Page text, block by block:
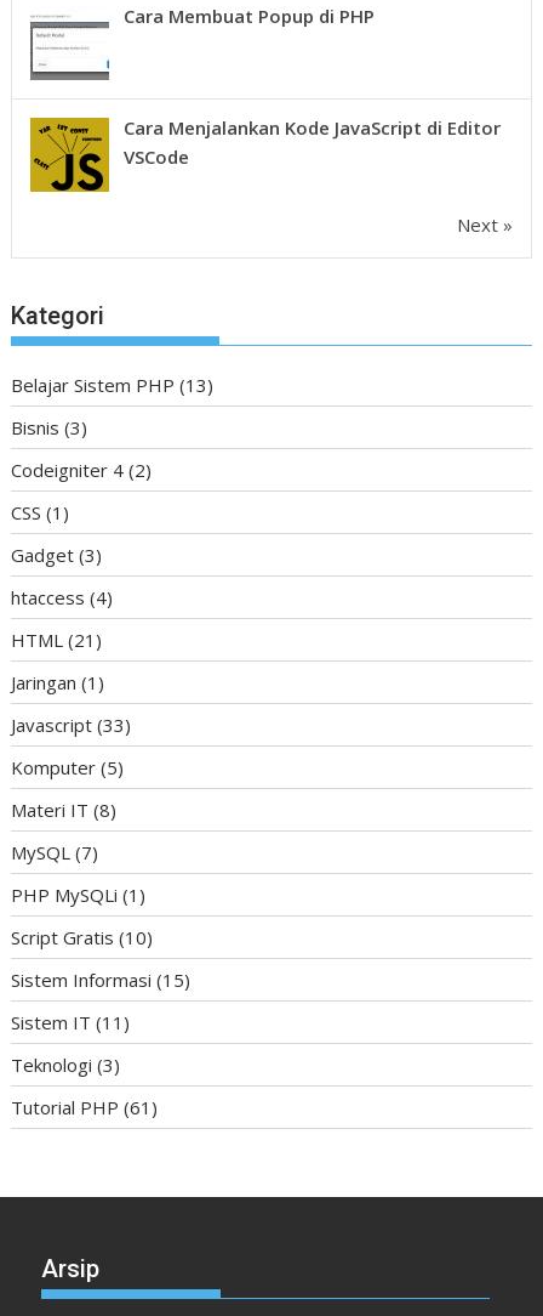
Cara Membuat Popup di PHP
Cara Menjalankan Kode JavaScript di Editor
VSCode
Next »
Kategori
Belajar Sistem PHP (13)
Bisnis (3)
Codeigniter 4 (2)
CSS (1)
Gadget (3)
htaccess (4)
HTML (21)
Jaringan (1)
Javascript (33)
Komputer (5)
Materi IT (8)
MySQL (7)
PHP MySQLi (1)
Script Gratis (10)
Sistem Informasi (15)
Sistem IT (11)
Teknologi (3)
Tutorial PHP (61)
Arsip